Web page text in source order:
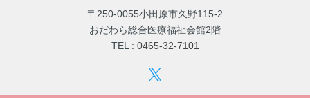
〒250-0055小田原市久野115-2
おだわら総合医療福祉会館2階
TEL : 0465-32-7101